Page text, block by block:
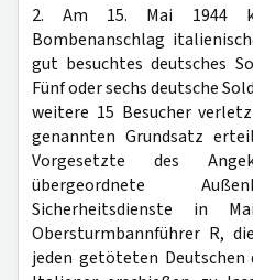
2. Am 15. Mai 1944
Bombenanschlag
gut besuchtes deutsches
Fünf oder sechs deutsche
weitere 15 Besucher
genannten Grundsatz
Vorgesetzte des
übergeordnete
Sicherheitsdienste in
Obersturmbannführer R,
jeden getöteten Deutschen